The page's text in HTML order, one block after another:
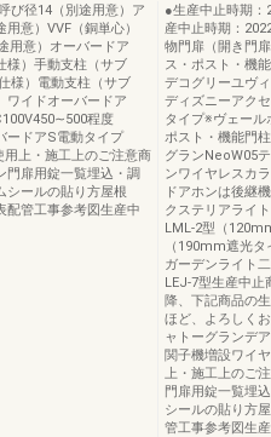
び径14（別途用意）ア
意）VVF（銅単心）
用意）オーバードア
様）手動支柱（サブ
様）電動支柱（サブ
ワイドオーバードア
程度
ードアS電動タイプ
用上・施工上のご注意商
門扉用錠一覧埋込・調
シールの貼り方屋根
配管工事参考図生産中
●生産中
産中止時期：
物門扉（開き門
ス・ポスト・機
デコグリーユヴ
ディズニーアク
タイプ※ヴェー
ポスト・機能門
グランNeoW05
ンワイヤレスカ
ドアホンは後継
クステリアライ
LML-2型（
（190mm遮光
ガーデンライト
LEJ-7型生産中止
降、下記商品の
ほど、よろしく
ャトーグランデ
関子機増設ワイ
上・施工上のご
門扉用錠一覧埋
シールの貼り方
管工事参考図生